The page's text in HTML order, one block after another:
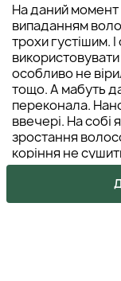
На даний
випаданням
трохи густішим.
особливо не
тощо. А мабуть
переконала.
ввечері. На собі
зростання
коріння не
жирною, тим
КАРИНА